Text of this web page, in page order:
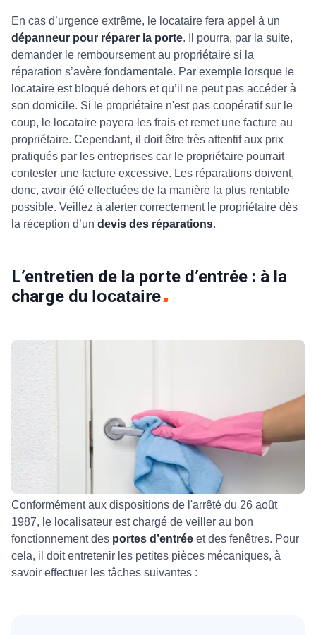
En cas d’urgence extrême, le locataire fera appel à un
dépanneur pour réparer la porte. Il pourra, par la suite,
demander le remboursement au propriétaire si la
réparation s’avère fondamentale. Par exemple lorsque le
locataire est bloqué dehors et qu’il ne peut pas accéder à
son domicile. Si le propriétaire n'est pas coopératif sur le
coup, le locataire payera les frais et remet une facture au
propriétaire. Cependant, il doit être très attentif aux prix
pratiqués par les entreprises car le propriétaire pourrait
contester une facture excessive. Les réparations doivent,
donc, avoir été effectuées de la manière la plus rentable
possible. Veillez à alerter correctement le propriétaire dès
la réception d’un devis des réparations.
L’entretien de la porte d’entrée : à la
charge du locataire
Conformément aux dispositions de l'arrêté du 26 août
1987, le localisateur est chargé de veiller au bon
fonctionnement des portes d’entrée et des fenêtres. Pour
cela, il doit entretenir les petites pièces mécaniques, à
savoir effectuer les tâches suivantes :